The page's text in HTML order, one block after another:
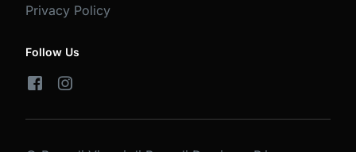
Privacy Policy
Follow Us